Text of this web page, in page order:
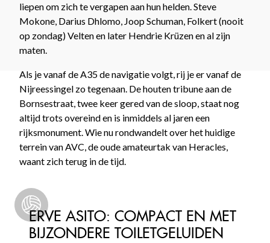
liepen om zich te vergapen aan hun helden. Steve
Mokone, Darius Dhlomo, Joop Schuman, Folkert (nooit
op zondag) Velten en later Hendrie Krüzen en al zijn
maten.
Als je vanaf de A35 de navigatie volgt, rij je er vanaf de
Nijreessingel zo tegenaan. De houten tribune aan de
Bornsestraat, twee keer gered van de sloop, staat nog
altijd trots overeind en is inmiddels al jaren een
rijksmonument. Wie nu rondwandelt over het huidige
terrein van AVC, de oude amateurtak van Heracles,
waant zich terug in de tijd.
ERVE ASITO: COMPACT EN MET
BIJZONDERE TOILETGELUIDEN